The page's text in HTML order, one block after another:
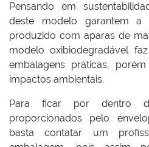
Pensando em
deste modelo garantem a
produzido com aparas de
modelo oxibiodegradável
embalagens práticas,
impactos ambientais.
Para ficar por dentro
proporcionados pelo
basta contatar um